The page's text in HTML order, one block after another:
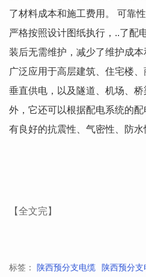
了材料成本和施工费用。 可靠
严格按照设计图纸执行，..了配
装后无需维护，减少了维护成
广泛应用于高层建筑、住宅楼
垂直供电，以及隧道、机场、
外，它还可以根据配电系统的
有良好的抗震性、气密性、防水
【全文完】
标签： 陕西预分支电缆
陕西预分支